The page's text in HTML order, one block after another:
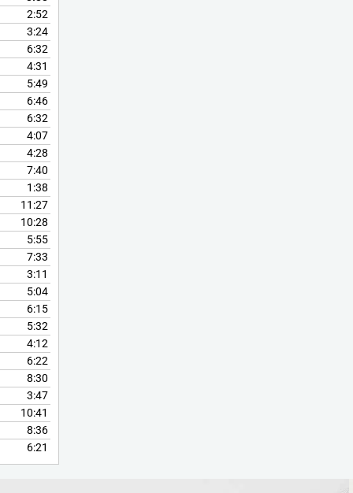
abajo
disminuir
volumen.
2:52
3:24
6:32
4:31
5:49
6:46
6:32
4:07
4:28
7:40
1:38
11:27
10:28
5:55
7:33
3:11
5:04
6:15
5:32
4:12
6:22
8:30
3:47
10:41
8:36
6:21